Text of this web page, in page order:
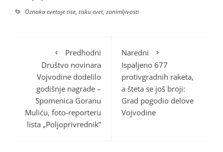
Oznakacvetaje tise, tisku cvet, zanimljivosti
Predhodni
Društvo novinara
Vojvodine dodelilo
godišnje nagrade –
Spomenica Goranu
Muliću, foto-reporteru
lista „Poljoprivrednik”
Naredni
Ispaljeno 677
protivgradnih raketa,
a šteta se još broji:
Grad pogodio delove
Vojvodine